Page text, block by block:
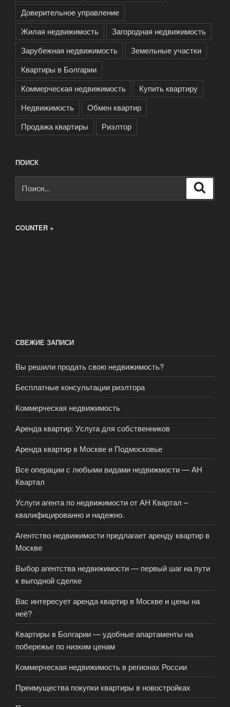
Доверительное управление
Жилая недвижимость
Загородная недвижимость
Зарубежная недвижимость
Земельные участки
Квартиры в Болгарии
Коммерческая недвижимость
Купить квартиру
Недвижимость
Обмен квартир
Продажа квартиры
Риэлтор
ПОИСК
COUNTER +
СВЕЖИЕ ЗАПИСИ
Вы решили продать свою недвижимость?
Бесплатные консультации риэлтора
Коммерческая недвижимость
Аренда квартир: Услуга для собственников
Аренда квартир в Москве и Подмосковье
Все операции с любыми видами недвижмости — АН
Квартал
Услуги агента по недвижимости от АН Квартал –
квалифицированно и надежно.
Агентство недвижимости предлагает аренду квартир в
Москве
Выбор агентства недвижимости — первый шаг на пути
к выгодной сделке
Вас интересует аренда квартир в Москве и цены на
неё?
Квартиры в Болгарии — удобные апартаменты на
побережье по низким ценам
Коммерческая недвижимость в регионах России
Преимущества покупки квартиры в новостройках